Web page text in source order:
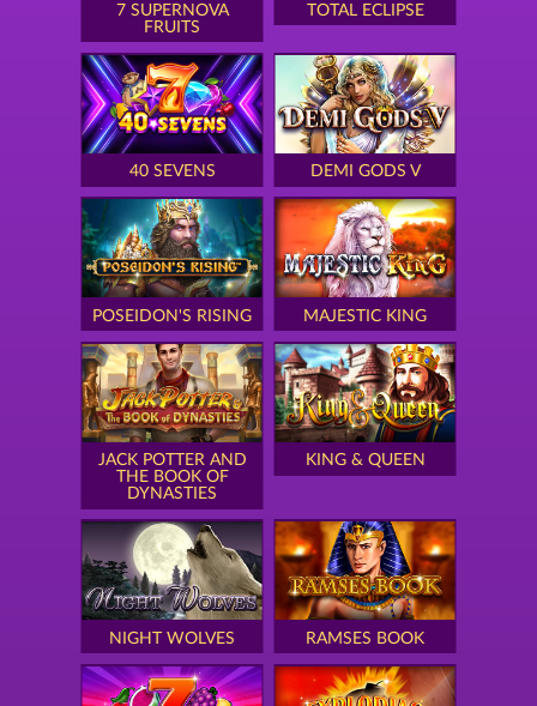
7 SUPERNOVA
FRUITS
TOTAL ECLIPSE
40 SEVENS DEMI GODS V
POSEIDON'S RISING MAJESTIC KING
JACK POTTER AND
THE BOOK OF
DYNASTIES
KING & QUEEN
NIGHT WOLVES RAMSES BOOK